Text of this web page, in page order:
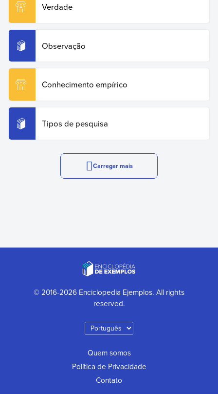
Verdade
Observação
Conhecimento empírico
Tipos de pesquisa
Carregar mais
© 2016-2026 Enciclopedia Ejemplos. All rights
reserved.
Quem somos
Política de Privacidade
Contato